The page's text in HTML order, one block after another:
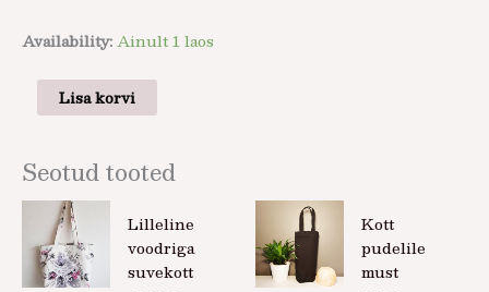
Availability:Ainult 1 laos
Lisa korvi
Seotud tooted
Lilleline
voodriga
suvekott
Kott
pudelile
must